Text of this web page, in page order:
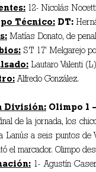
12- Nicolás
Técnico: DT:
Matías Donato, de
ST 17’ Melgarejo
Lautaro Valenti (L)
Alfredo González.
División: Olimpo 1
de la jornada, los
Lanús a seis puntos de
el marcador. Olimpo
1- Agustín